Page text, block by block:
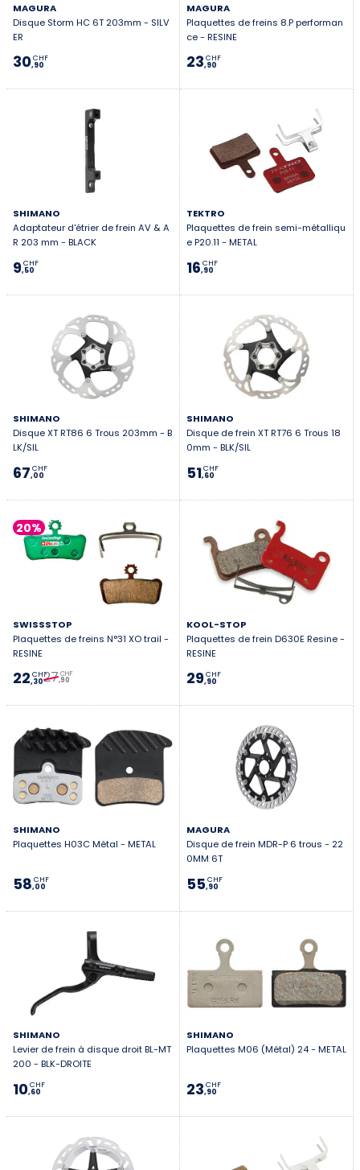
MAGURA
Disque Storm HC 6T 203mm - SILV
ER
30,90
CHF
MAGURA
Plaquettes de freins 8.P performan
ce - RESINE
23,90
CHF
SHIMANO
Adaptateur d'étrier de frein AV & A
R 203 mm - BLACK
9,50
CHF
TEKTRO
Plaquettes de frein semi-métalliqu
e P20.11 - METAL
16,90
CHF
SHIMANO
Disque XT RT86 6 Trous 203mm - B
LK/SIL
67,00
CHF
SHIMANO
Disque de frein XT RT76 6 Trous 18
0mm - BLK/SIL
51,60
CHF
20%
SWISSSTOP
Plaquettes de freins N°31 XO trail -
RESINE
22,30
CHF27,90
CHF
KOOL-STOP
Plaquettes de frein D630E Resine -
RESINE
29,90
CHF
SHIMANO
Plaquettes H03C Métal - METAL
58,00
CHF
MAGURA
Disque de frein MDR-P 6 trous - 22
0MM 6T
55,90
CHF
SHIMANO
Levier de frein à disque droit BL-MT
200 - BLK-DROITE
10,60
CHF
SHIMANO
Plaquettes M06 (Métal) 24 - METAL
23,90
CHF